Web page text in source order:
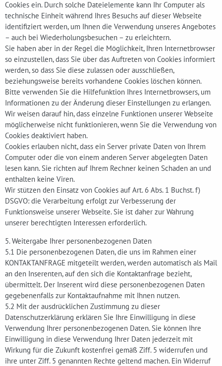
Cookies ein. Durch solche Dateielemente kann Ihr Computer als
technische Einheit während Ihres Besuchs auf dieser Webseite
identifiziert werden, um Ihnen die Verwendung unseres Angebotes
– auch bei Wiederholungsbesuchen – zu erleichtern.
Sie haben aber in der Regel die Möglichkeit, Ihren Internetbrowser
so einzustellen, dass Sie über das Auftreten von Cookies informiert
werden, so dass Sie diese zulassen oder ausschließen,
beziehungsweise bereits vorhandene Cookies löschen können.
Bitte verwenden Sie die Hilfefunktion Ihres Internetbrowsers, um
Informationen zu der Änderung dieser Einstellungen zu erlangen.
Wir weisen darauf hin, dass einzelne Funktionen unserer Webseite
möglicherweise nicht funktionieren, wenn Sie die Verwendung von
Cookies deaktiviert haben.
Cookies erlauben nicht, dass ein Server private Daten von Ihrem
Computer oder die von einem anderen Server abgelegten Daten
lesen kann. Sie richten auf Ihrem Rechner keinen Schaden an und
enthalten keine Viren.
Wir stützen den Einsatz von Cookies auf Art. 6 Abs. 1 Buchst. f)
DSGVO: die Verarbeitung erfolgt zur Verbesserung der
Funktionsweise unserer Webseite. Sie ist daher zur Wahrung
unserer berechtigten Interessen erforderlich.
5. Weitergabe Ihrer personenbezogenen Daten
5.1 Die personenbezogenen Daten, die uns im Rahmen einer
KONTAKTANFRAGE mitgeteilt werden, werden automatisch als Mail
an den Inserenten, auf den sich die Kontaktanfrage bezieht,
übermittelt. Der Inserent wird diese personenbezogenen Daten
gegebenenfalls zur Kontaktaufnahme mit Ihnen nutzen.
5.2 Mit der ausdrücklichen Zustimmung zu dieser
Datenschutzerklärung erklären Sie Ihre Einwilligung in diese
Verwendung Ihrer personenbezogenen Daten. Sie können Ihre
Einwilligung in diese Verwendung Ihrer Daten jederzeit mit
Wirkung für die Zukunft kostenfrei gemäß Ziff. 5 widerrufen und
ihre unter Ziff. 5 genannten Rechte geltend machen. Ein Widerruf